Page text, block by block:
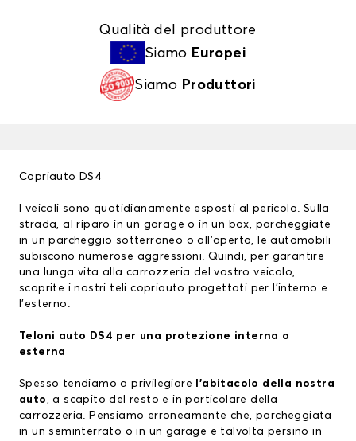
Qualità del produttore
Siamo Europei
Siamo Produttori
Copriauto DS4
I veicoli sono quotidianamente esposti al pericolo. Sulla
strada, al riparo in un garage o in un box, parcheggiate
in un parcheggio sotterraneo o all’aperto, le automobili
subiscono numerose aggressioni. Quindi, per garantire
una lunga vita alla carrozzeria del vostro veicolo,
scoprite i nostri teli copriauto progettati per l’interno e
l’esterno.
Teloni auto DS4 per una protezione interna o
esterna
Spesso tendiamo a privilegiare
l’abitacolo della nostra
auto, a scapito del resto e in particolare della
carrozzeria. Pensiamo erroneamente che, parcheggiata
in un seminterrato o in un garage e talvolta persino in